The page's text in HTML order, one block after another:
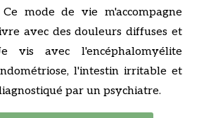
Ce mode de vie m'accompagne
avec des douleurs diffuses et
vis avec l'encéphalomyélite
l'intestin irritable et
par un psychiatre.